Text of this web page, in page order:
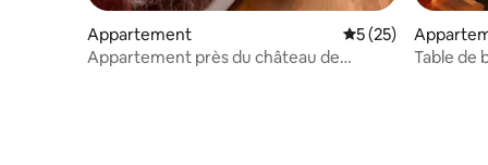
Appartement Évaluation
5 (25)
Appartement près du château de
Table de